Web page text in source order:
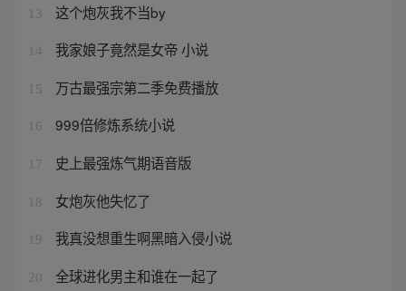
13 这个炮灰我不当by
14 我家娘子竟然是女帝 小说
15 万古最强宗第二季免费播放
16 999倍修炼系统小说
17 史上最强炼气期语音版
18 女炮灰他失忆了
19 我真没想重生啊黑暗入侵小说
20 全球进化男主和谁在一起了